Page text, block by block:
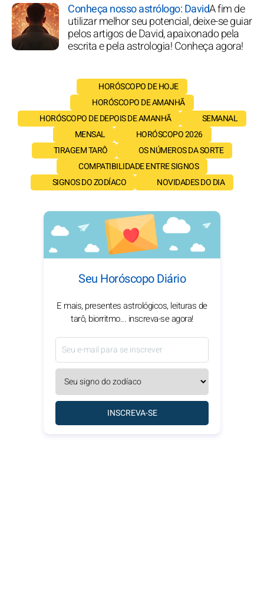
Conheça nosso astrólogo: DavidA fim de
utilizar melhor seu potencial, deixe-se guiar
pelos artigos de David, apaixonado pela
escrita e pela astrologia! Conheça agora!
HORÓSCOPO DE HOJE
HORÓSCOPO DE AMANHÃ
HORÓSCOPO DE DEPOIS DE AMANHÃ
SEMANAL
MENSAL
HORÓSCOPO 2026
TIRAGEM TARÔ
OS NÚMEROS DA SORTE
COMPATIBILIDADE ENTRE SIGNOS
SIGNOS DO ZODÍACO
NOVIDADES DO DIA
Seu Horóscopo Diário
E mais, presentes astrológicos, leituras de
tarô, biorritmo... inscreva-se agora!
INSCREVA-SE